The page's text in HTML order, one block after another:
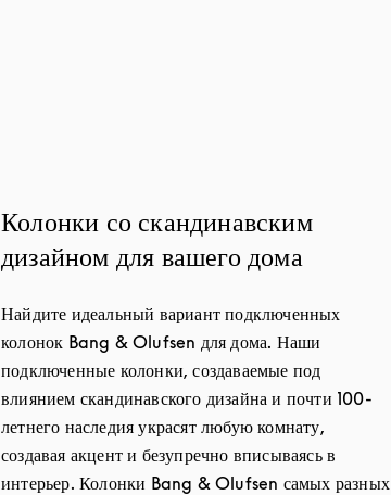
Колонки со скандинавским
дизайном для вашего дома
Найдите идеальный вариант подключенных
колонок Bang & Olufsen для дома. Наши
подключенные колонки, создаваемые под
влиянием скандинавского дизайна и почти 100-
летнего наследия украсят любую комнату,
создавая акцент и безупречно вписываясь в
интерьер. Колонки Bang & Olufsen самых разных